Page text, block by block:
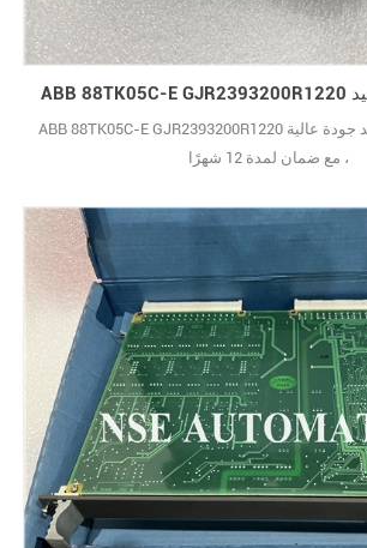
ABB 88TK05C-E GJR2393200R1220 وصول جديد بسعر جيد جودة عالية
، مع ضمان لمدة 12 شهرًا